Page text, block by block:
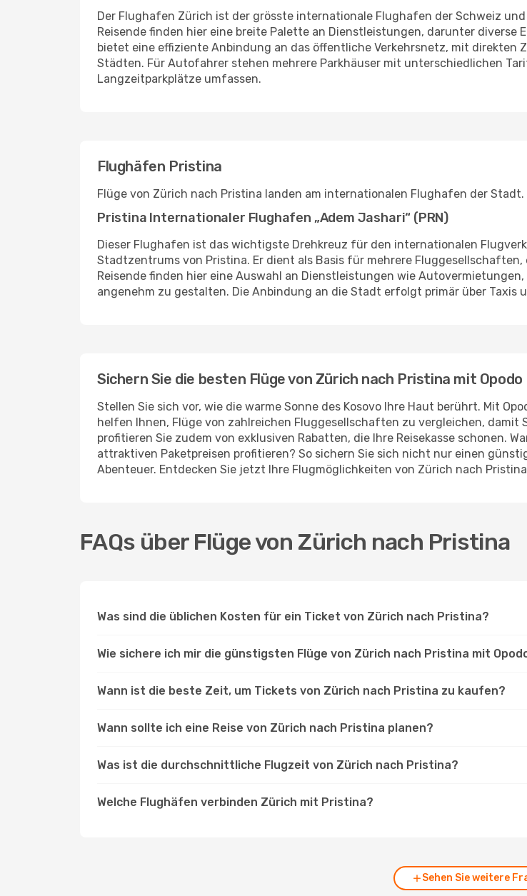
Der Flughafen Zürich ist der grösste internationale Flughafen der Schweiz
Reisende finden hier eine breite Palette an Dienstleistungen, darunter diverse
bietet eine effiziente Anbindung an das öffentliche Verkehrsnetz, mit
Städten. Für Autofahrer stehen mehrere Parkhäuser mit unterschiedlichen
Langzeitparkplätze umfassen.
Flughäfen Pristina
Flüge von Zürich nach Pristina landen am internationalen Flughafen der Stadt.
Pristina Internationaler Flughafen „Adem Jashari“ (PRN)
Dieser Flughafen ist das wichtigste Drehkreuz für den internationalen
Stadtzentrums von Pristina. Er dient als Basis für mehrere
Reisende finden hier eine Auswahl an Dienstleistungen wie
angenehm zu gestalten. Die Anbindung an die Stadt erfolgt primär über Taxis
Sichern Sie die besten Flüge von Zürich nach Pristina mit Opodo
Stellen Sie sich vor, wie die warme Sonne des Kosovo Ihre Haut berührt. Mit
helfen Ihnen, Flüge von zahlreichen Fluggesellschaften zu vergleichen, damit
profitieren Sie zudem von exklusiven Rabatten, die Ihre Reisekasse schonen.
attraktiven Paketpreisen profitieren? So sichern Sie sich nicht nur einen
Abenteuer. Entdecken Sie jetzt Ihre Flugmöglichkeiten von Zürich nach
FAQs über Flüge von Zürich nach Pristina
Was sind die üblichen Kosten für ein Ticket von Zürich nach Pristina?
Wie sichere ich mir die günstigsten Flüge von Zürich nach Pristina mit
Wann ist die beste Zeit, um Tickets von Zürich nach Pristina zu kaufen?
Wann sollte ich eine Reise von Zürich nach Pristina planen?
Was ist die durchschnittliche Flugzeit von Zürich nach Pristina?
Welche Flughäfen verbinden Zürich mit Pristina?
Sehen Sie weitere